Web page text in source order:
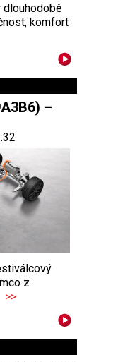
dlouhodobě
komfort
–
z
>>